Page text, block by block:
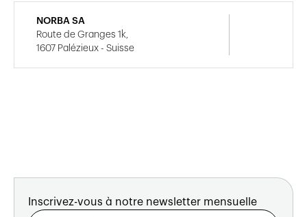
NORBA SA
Route de Granges 1k,
1607 Palézieux - Suisse
Inscrivez-vous à notre newsletter mensuelle